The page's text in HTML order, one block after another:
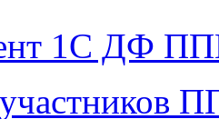
1С ДФ